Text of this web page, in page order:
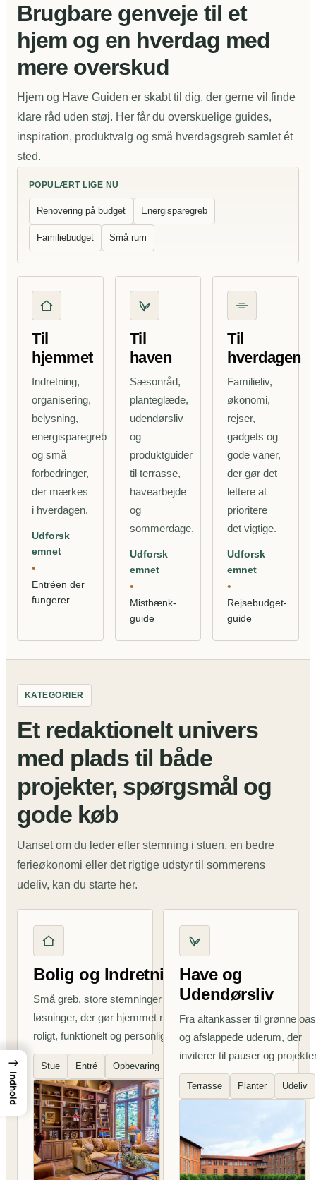
Brugbare genveje til et
hjem og en hverdag med
mere overskud
Hjem og Have Guiden er skabt til dig, der gerne vil finde
klare råd uden støj. Her får du overskuelige guides,
inspiration, produktvalg og små hverdagsgreb samlet ét
sted.
POPULÆRT LIGE NU
Renovering på budget Energisparegreb
Familiebudget Små rum
Til
hjemmet
Indretning,
organisering,
belysning,
energisparegreb
og små
forbedringer,
der mærkes
i hverdagen.
Udforsk
emnet
•
Entréen der
fungerer
Til
haven
Sæsonråd,
planteglæde,
udendørsliv
og
produktguider
til terrasse,
havearbejde
og
sommerdage.
Udforsk
emnet
•
Mistbænk-
guide
Til
hverdagen
Familieliv,
økonomi,
rejser,
gadgets og
gode vaner,
der gør det
lettere at
prioritere
det vigtige.
Udforsk
emnet
•
Rejsebudget-
guide
KATEGORIER
Et redaktionelt univers
med plads til både
projekter, spørgsmål og
gode køb
Uanset om du leder efter stemning i stuen, en bedre
ferieøkonomi eller det rigtige udstyr til sommerens
udeliv, kan du starte her.
Bolig og Indretning
Små greb, store stemninger og
løsninger, der gør hjemmet mere
roligt, funktionelt og personligt.
Stue Entré Opbevaring
Have og
Udendørsliv
Fra altankasser til grønne
og afslappede uderum, der
inviterer til pauser og
Terrasse Planter Udeliv
→
Indhold